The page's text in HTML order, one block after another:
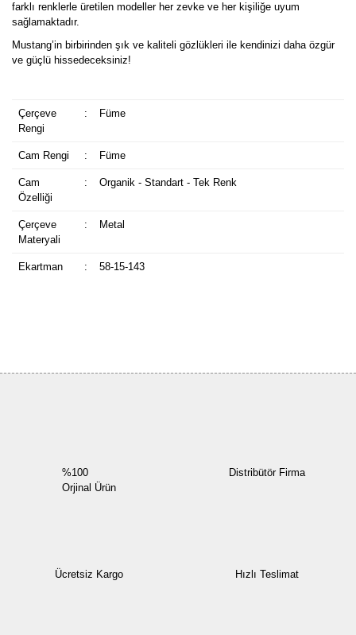
farklı renklerle üretilen modeller her zevke ve her kişiliğe uyum
sağlamaktadır.
Mustang’in birbirinden şık ve kaliteli gözlükleri ile kendinizi daha özgür
ve güçlü hissedeceksiniz!
Çerçeve
Rengi
: Füme
Cam Rengi : Füme
Cam
Özelliği
: Organik - Standart - Tek Renk
Çerçeve
Materyali
: Metal
Ekartman : 58-15-143
%100
Orjinal Ürün
Distribütör Firma
Ücretsiz Kargo Hızlı Teslimat